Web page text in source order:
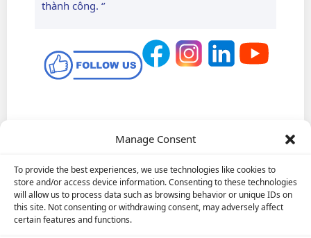
Manage Consent
To provide the best experiences, we use technologies like cookies to
store and/or access device information. Consenting to these technologies
will allow us to process data such as browsing behavior or unique IDs on
this site. Not consenting or withdrawing consent, may adversely affect
certain features and functions.
thành công. ‘’
Hỗ trợ khách hàng:
090 1199 076
E-mail:
info@tim-corp.com.vn
Giấy phép kinh doanh số:
0315719359
INFORMATION
Cơ hội việc làm
Chính sách bảo mật